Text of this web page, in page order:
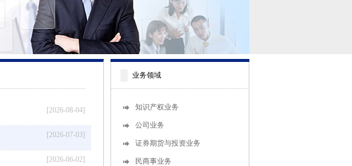
[2026-08-04]
[2026-07-03]
[2026-06-02]
业务领域
知识产权业务
公司业务
证券期货与投资业务
民商事业务